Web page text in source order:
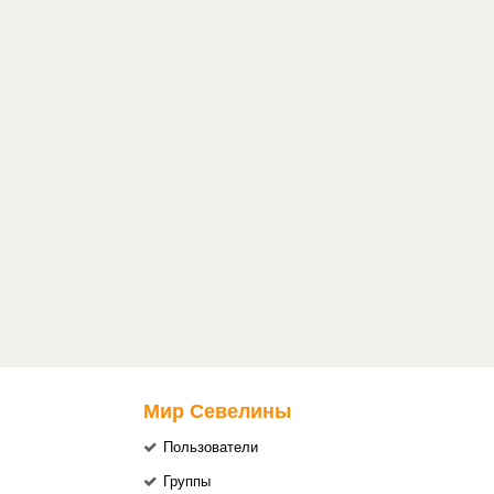
Мир Севелины
Пользователи
Группы